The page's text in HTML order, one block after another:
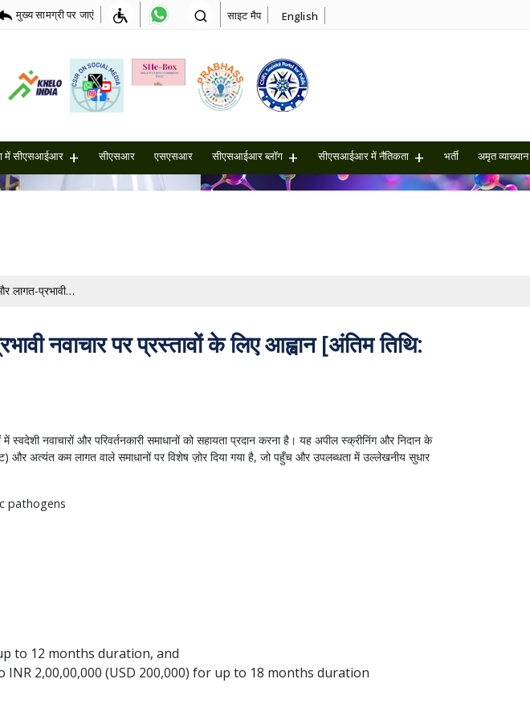
मुख्य सामग्री पर जाएं साइट मैप English
में सीएसआईआर सीएसआर एसएसआर सीएसआईआर ब्लॉग सीएसआईआर में नैतिकता भर्ती अमृत ​​व्याख्यान
स्क्रीनिंग और निदान के लिए अभूतपूर्व समाधान और लागत-प्रभावी नवाचार पर प्रस्तावों के लिए आह्वान [अंतिम तिथि: 01/07/2026]
नवाचार पर प्रस्तावों के लिए आह्वान [अंतिम तिथि:
नवाचारों और परिवर्तनकारी समाधानों को सहायता प्रदान करना है। यह अपील स्क्रीनिंग और निदान के
अत्यंत कम लागत वाले समाधानों पर विशेष ज़ोर दिया गया है, जो पहुँच और उपलब्धता में उल्लेखनीय सुधार
pathogens
to 12 months duration, and
2,00,00,000 (USD 200,000) for up to 18 months duration